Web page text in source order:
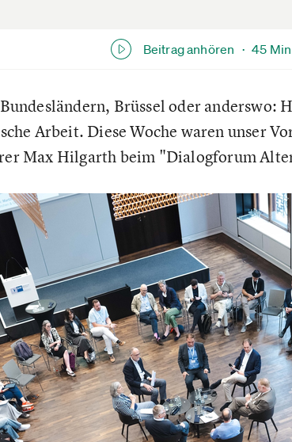
Beitrag anhören ·45 Min
Brüssel oder anderswo:
Arbeit. Diese Woche waren unser
Max Hilgarth beim "Dialogforum